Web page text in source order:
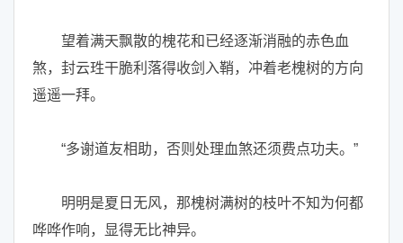
望着满天飘散的槐花和已经逐渐消融的赤色血
煞，封云珄干脆利落得收剑入鞘，冲着老槐树的方向
遥遥一拜。
“多谢道友相助，否则处理血煞还须费点功夫。”
明明是夏日无风，那槐树满树的枝叶不知为何都
哗哗作响，显得无比神异。